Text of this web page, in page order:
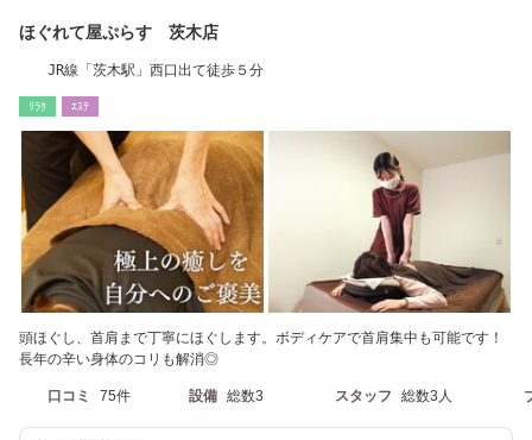
ほぐれて屋ぷらす 茨木店
JR線「茨木駅」西口出て徒歩５分
ﾘﾗｸ ｴｽﾃ
頭ほぐし、首肩まで丁寧にほぐします。ボディケアで首肩集中も可能です！
長年の辛い身体のコリも解消◎
口コミ 75件 設備 総数3 スタッフ 総数3人